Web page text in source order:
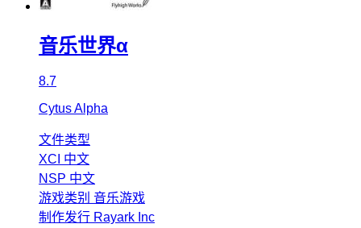
音乐世界α
8.7
Cytus Alpha
文件类型
XCI 中文
NSP 中文
游戏类别 音乐游戏
制作发行 Rayark Inc